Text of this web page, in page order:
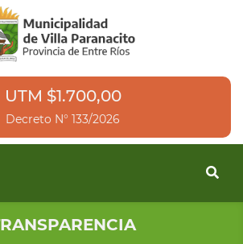
UTM $1.700,00
Decreto N° 133/2026